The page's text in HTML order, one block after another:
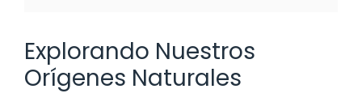
Explorando Nuestros
Orígenes Naturales